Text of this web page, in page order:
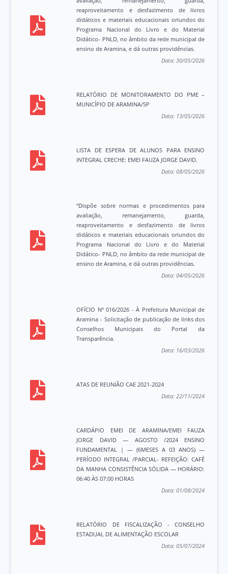
reaproveitamento e desfazimento de livros
didáticos e materiais educacionais oriundos do
Programa Nacional do Livro e do Material
Didático- PNLD, no âmbito da rede municipal de
ensino de Aramina, e dá outras providências.
Data:30/05/2026
RELATÓRIO DE MONITORAMENTO DO PME –
MUNICÍPIO DE ARAMINA/SP
Data: 13/05/2026
LISTA DE ESPERA DE ALUNOS PARA ENSINO
INTEGRAL CRECHE: EMEI FAUZA JORGE DAVID.
Data:08/05/2026
“Dispõe sobre normas e procedimentos para
avaliação, remanejamento, guarda,
reaproveitamento e desfazimento de livros
didáticos e materiais educacionais oriundos do
Programa Nacional do Livro e do Material
Didático- PNLD, no âmbito da rede municipal de
ensino de Aramina, e dá outras providências.
Data:04/05/2026
OFÍCIO Nº 016/2026 - À Prefeitura Municipal de
Aramina - Solicitação de publicação de links dos
Conselhos Municipais do Portal da
Transparência.
Data: 16/03/2026
ATAS DE REUNIÃO CAE 2021-2024
Data:22/11/2024
CARDÁPIO EMEI DE ARAMINA/EMEI FAUZA
JORGE DAVID — AGOSTO /2024 ENSINO
FUNDAMENTAL | — (6MESES A 03 ANOS) —
PERÍODO INTEGRAL /PARCIAL- REFEIÇÃO: CAFÉ
DA MANHA CONSISTÊNCIA SÓLIDA — HORÁRIO:
06:40 ÀS 07:00 HORAS
Data:01/08/2024
RELATÓRIO DE FISCALIZAÇÃO - CONSELHO
ESTADUAL DE ALIMENTAÇÃO ESCOLAR
Data:05/07/2024